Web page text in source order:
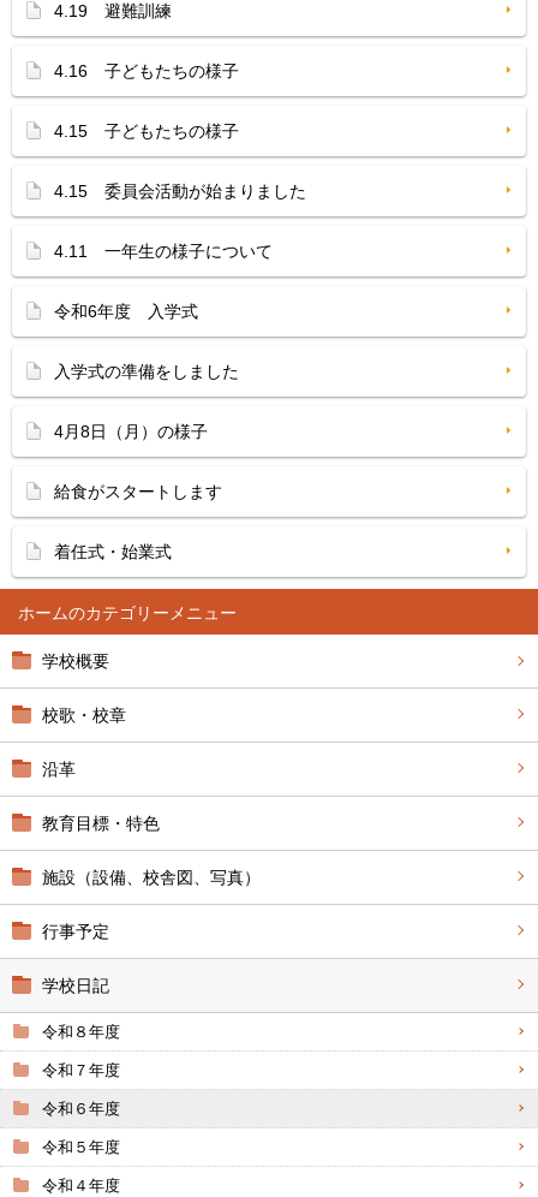
ホーム
学校概要
校歌・校章
沿革
教育目標・特色
施設（設備、校舎図、写真）
行事予定
学校日記
令和８年度
令和７年度
令和６年度
令和５年度
令和４年度
4.19 避難訓練
4.16 子どもたちの様子
4.15 子どもたちの様子
4.15 委員会活動が始まりました
4.11 一年生の様子について
令和6年度 入学式
入学式の準備をしました
4月8日（月）の様子
給食がスタートします
着任式・始業式